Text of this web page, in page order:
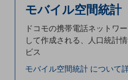
会社案内
会社案内TOP
社長からのご挨拶
モバイル空間統計
ドコモの携帯電話ネットワ
して作成される、人口統計
ビス
モバイル空間統計 について